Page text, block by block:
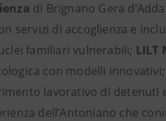
di Brignano Gera
servizi di accoglienza e
familiari vulnerabili; LILT
con modelli innovativi;
lavorativo di detenuti
dell’Antoniano che